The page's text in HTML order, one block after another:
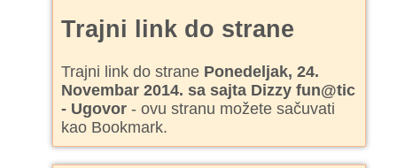
Trajni link do strane
Trajni link do strane Ponedeljak, 24.
Novembar 2014. sa sajta Dizzy fun@tic
- Ugovor - ovu stranu možete sačuvati
kao Bookmark.